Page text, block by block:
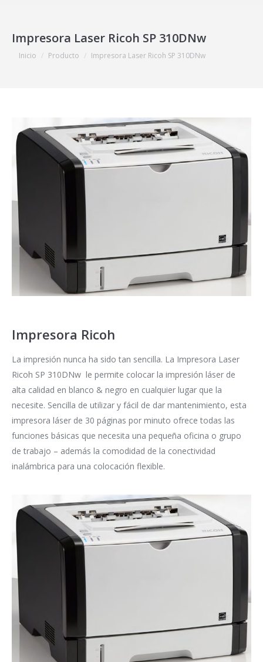
Impresora Laser Ricoh SP 310DNw
Estás aquí:
Inicio Producto Impresora Laser Ricoh SP 310DNw
Impresora Ricoh
La impresión nunca ha sido tan sencilla. La Impresora Laser
Ricoh SP 310DNw le permite colocar la impresión láser de
alta calidad en blanco & negro en cualquier lugar que la
necesite. Sencilla de utilizar y fácil de dar mantenimiento, esta
impresora láser de 30 páginas por minuto ofrece todas las
funciones básicas que necesita una pequeña oficina o grupo
de trabajo – además la comodidad de la conectividad
inalámbrica para una colocación flexible.